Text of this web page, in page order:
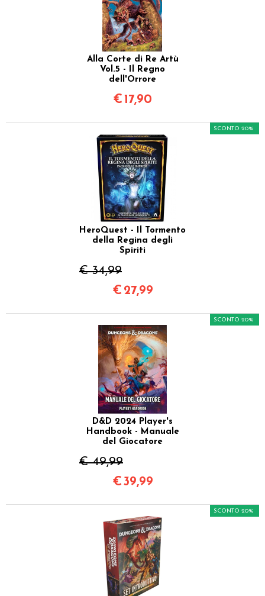
Alla Corte di Re Artù
Vol.5 - Il Regno
dell'Orrore
€ 17,90
HeroQuest - Il Tormento
della Regina degli
Spiriti
€ 34,99
SCONTO 20%
€ 27,99
D&D 2024 Player's
Handbook - Manuale
del Giocatore
€ 49,99
SCONTO 20%
€39,99
SCONTO 20%